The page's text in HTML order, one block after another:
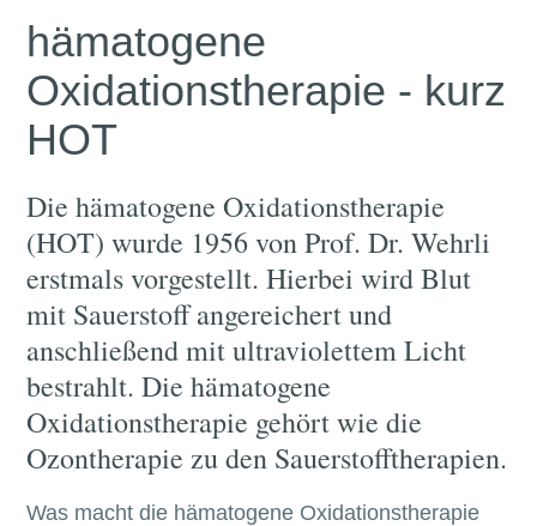
hämatogene
Oxidationstherapie - kurz
HOT
Die hämatogene Oxidationstherapie
(HOT) wurde 1956 von Prof. Dr. Wehrli
erstmals vorgestellt. Hierbei wird Blut
mit Sauerstoff angereichert und
anschließend mit ultraviolettem Licht
bestrahlt. Die hämatogene
Oxidationstherapie gehört wie die
Ozontherapie zu den Sauerstofftherapien.
Was macht die hämatogene Oxidationstherapie